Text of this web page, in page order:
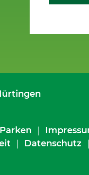
｜
｜ Datenschutz